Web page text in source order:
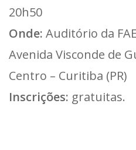
20h50
Onde: Auditório da
Avenida Visconde de
Centro – Curitiba (PR)
Inscrições: gratuitas.